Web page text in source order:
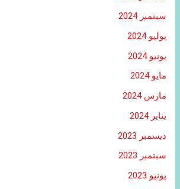
سبتمبر 2024
يوليو 2024
يونيو 2024
مايو 2024
مارس 2024
يناير 2024
ديسمبر 2023
سبتمبر 2023
يونيو 2023